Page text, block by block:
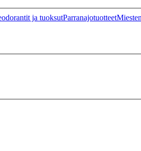
ja tuoksutParranajotuotteet